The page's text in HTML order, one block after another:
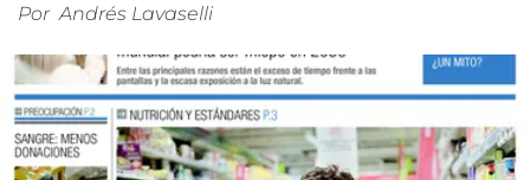
Por Andrés Lavaselli